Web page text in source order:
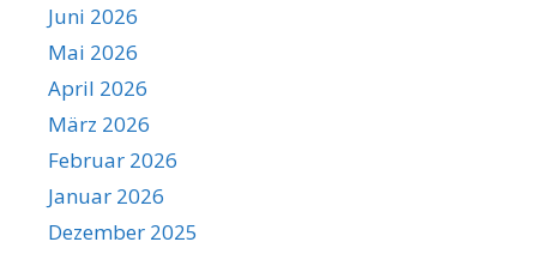
Juni 2026
Mai 2026
April 2026
März 2026
Februar 2026
Januar 2026
Dezember 2025